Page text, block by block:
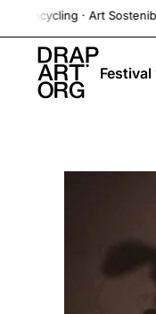
Skip to main
Sostenible
Festival